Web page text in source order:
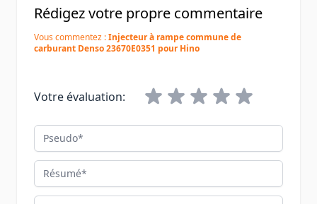
Rédigez votre propre commentaire
Vous commentez :Injecteur à rampe commune de
carburant Denso 23670E0351 pour Hino
Votre évaluation:
Pseudo
Résumé